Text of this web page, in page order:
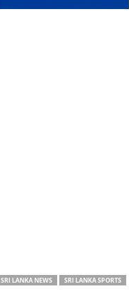
SRI LANKA NEWS
SRI LANKA SPORTS